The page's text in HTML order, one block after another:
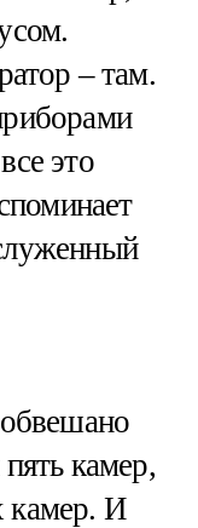
– там.
это
камер,
камер. И